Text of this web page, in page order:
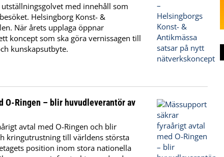
med innehåll som
Helsingborg Konst- &
När årets upplaga öppnar
koncept som ska göra vernissagen till
kunskapsutbyte.
O-Ringen – blir huvudleverantör av
avtal med O-Ringen och blir
kringutrustning till världens största
position inom stora nationella